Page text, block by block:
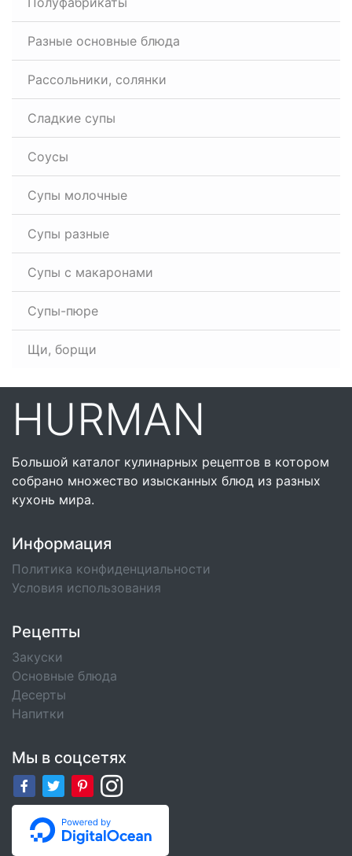
Разные основные блюда
Рассольники, солянки
Сладкие супы
Соусы
Супы молочные
Супы разные
Супы с макаронами
Супы-пюре
Щи, борщи
HURMAN
Большой каталог кулинарных рецептов в котором
собрано множество изысканных блюд из разных
кухонь мира.
Информация
Политика конфиденциальности
Условия использования
Рецепты
Закуски
Основные блюда
Десерты
Напитки
Мы в соцсетях